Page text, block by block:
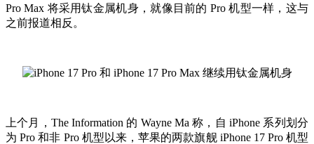
Pro Max 将采用钛金属机身，就像目前的 Pro 机型一样，这与
之前报道相反。
上个月，The Information 的 Wayne Ma 称，自 iPhone 系列划分
为 Pro 和非 Pro 机型以来，苹果的两款旗舰 ‌iPhone 17‌ Pro 机型